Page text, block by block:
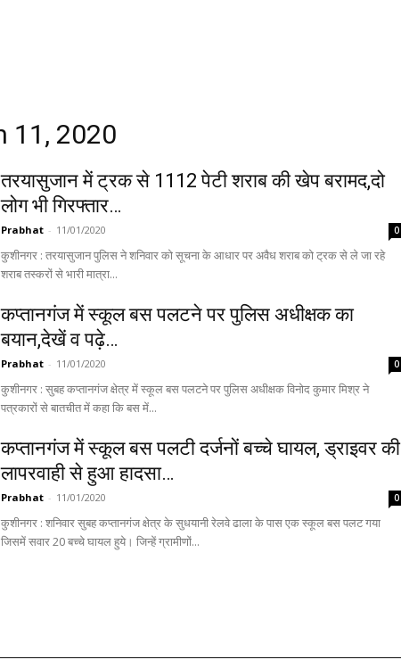
11, 2020
तरयासुजान में ट्रक से 1112 पेटी शराब की खेप बरामद,दो
लोग भी गिरफ्तार…
Prabhat - 11/01/2020 0
कुशीनगर : तरयासुजान पुलिस ने शनिवार को सूचना के आधार पर अवैध शराब को ट्रक से ले जा रहे
शराब तस्करों से भारी मात्रा...
कप्तानगंज में स्कूल बस पलटने पर पुलिस अधीक्षक का
बयान,देखें व पढ़े…
Prabhat - 11/01/2020 0
कुशीनगर : सुबह कप्तानगंज क्षेत्र में स्कूल बस पलटने पर पुलिस अधीक्षक विनोद कुमार मिश्र ने
पत्रकारों से बातचीत में कहा कि बस में...
कप्तानगंज में स्कूल बस पलटी दर्जनों बच्चे घायल, ड्राइवर की
लापरवाही से हुआ हादसा…
Prabhat - 11/01/2020 0
कुशीनगर : शनिवार सुबह कप्तानगंज क्षेत्र के सुधयानी रेलवे ढाला के पास एक स्कूल बस पलट गया
जिसमें सवार 20 बच्चे घायल हुये। जिन्हें ग्रामीणों...